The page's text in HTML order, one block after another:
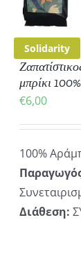
Solidarity
μπρίκι 100%
€6,00
100%
Διάθεση: